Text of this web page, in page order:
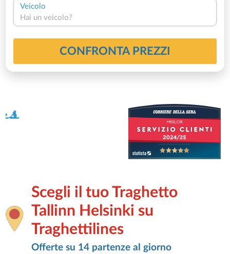
Veicolo
Hai un veicolo?
CONFRONTA PREZZI
Scegli il tuo Traghetto
Tallinn Helsinki su
Traghettilines
Offerte su 14 partenze al giorno